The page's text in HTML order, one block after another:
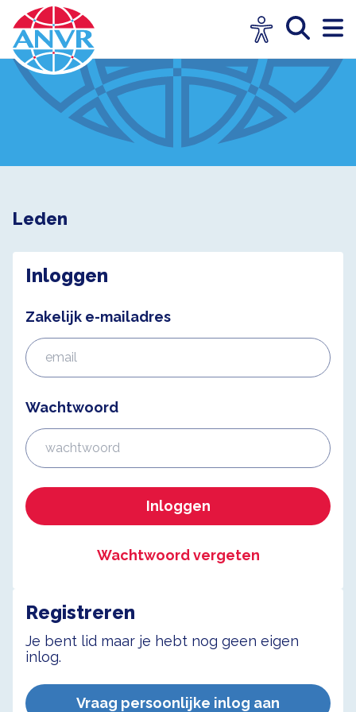
Leden
Inloggen
Zakelijk e-mailadres
Wachtwoord
Inloggen
Wachtwoord vergeten
Registreren
Je bent lid maar je hebt nog geen eigen
inlog.
Vraag persoonlijke inlog aan